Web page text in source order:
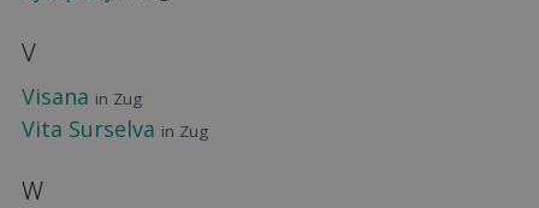
V
Visana in Zug
Vita Surselva in Zug
W